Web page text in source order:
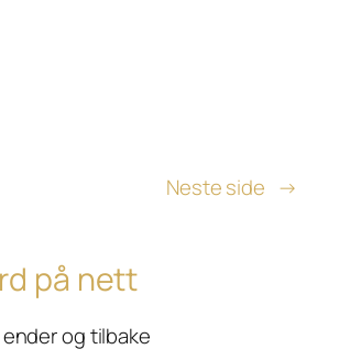
Neste side →
på nett
og tilbake